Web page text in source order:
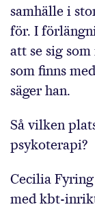
samhälle i
för. I
att se sig
som finns
säger han.
Så vilken
psykoterapi?
Cecilia
med kbt-